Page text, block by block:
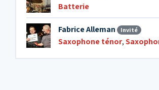
Batterie
Fabrice Alleman Invité
Saxophone ténor,Saxophone